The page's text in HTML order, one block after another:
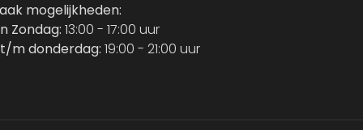
mogelijkheden:
Zondag: 13:00 - 17:00 uur
m donderdag: 19:00 - 21:00 uur